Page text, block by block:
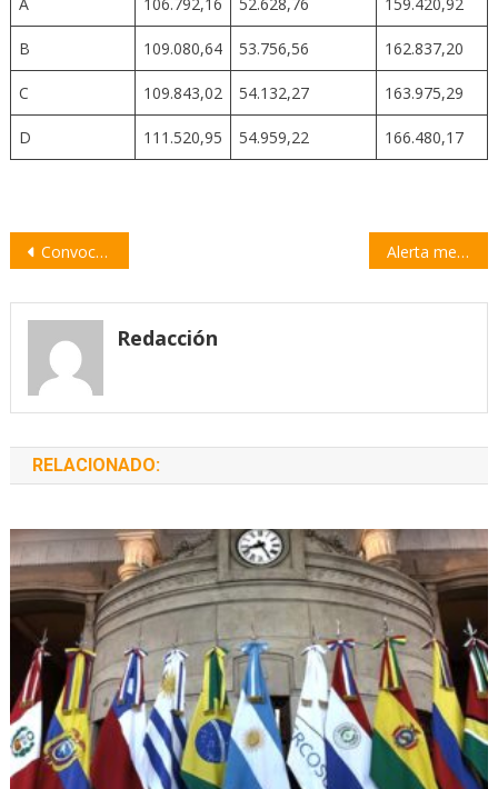
A 106.792,16 52.628,76 159.420,92
B 109.080,64 53.756,56 162.837,20
C 109.843,02 54.132,27 163.975,29
D 111.520,95 54.959,22 166.480,17
Navegación
entradas
Convocan a una nueva marcha para reclamar justicia por la muerte de Juan Gómez Alerta meteorológica para este viernes: tormentas fuertes y advertencia por temporal
Redacción
RELACIONADO: